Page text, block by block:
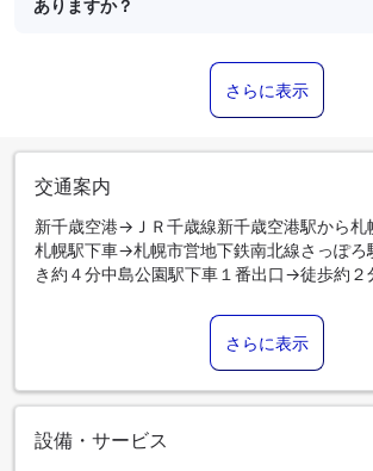
ありますか？
さらに表示
交通案内
新千歳空港→ＪＲ千歳線新千歳空港駅から札
札幌駅下車→札幌市営地下鉄南北線さっぽろ
き約４分中島公園駅下車１番出口→徒歩約２
さらに表示
設備・サービス